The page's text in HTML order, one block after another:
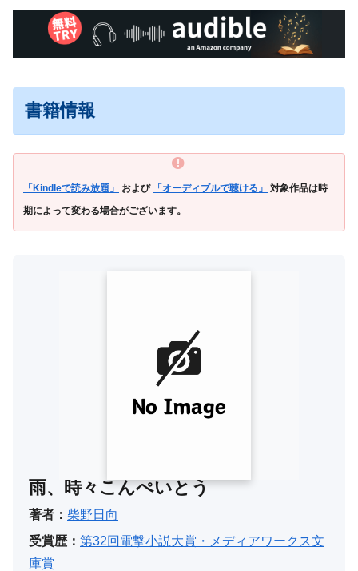
書籍情報
「Kindleで読み放題」 および 「オーディブルで聴ける」
対象作品は時
期によって変わる場合がございます。
雨、時々こんぺいとう
著者： 柴野日向
受賞歴： 第32回電撃小説大賞・メディアワークス文
庫賞